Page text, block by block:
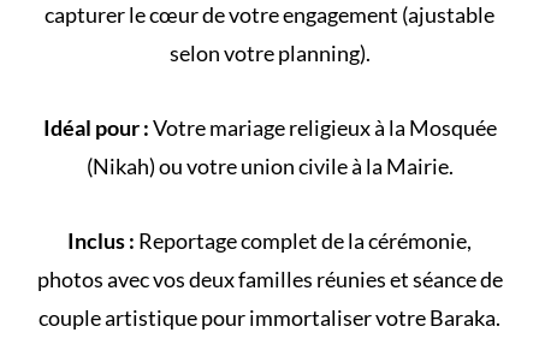
capturer le cœur de votre engagement (ajustable
selon votreplanning).
Idéal pour :Votremariage religieuxà la Mosquée
(Nikah) ou votreunion civileà la Mairie.
Inclus : Reportage complet de lacérémonie,
photos avec vos deux familles réunies et séance de
couple artistique pour immortaliser votre Baraka.